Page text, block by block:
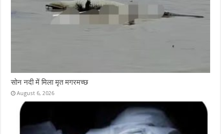
सोन नदी में मिला मृत मगरमच्छ
August 6, 2026